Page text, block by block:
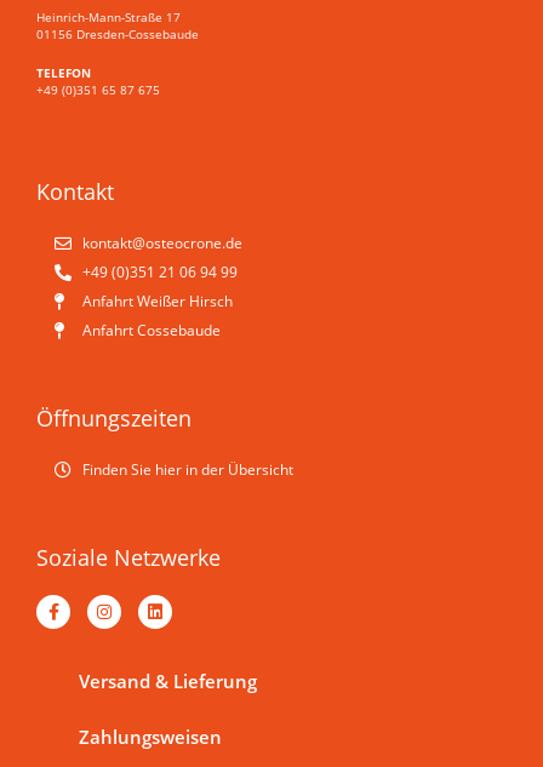
Heinrich-Mann-Straße 17
01156 Dresden-Cossebaude
TELEFON
+49 (0)351 65 87 675
Kontakt
kontakt@osteo­crone.de
+49 (0)351 21 06 94 99
Anfahrt Weißer Hirsch
Anfahrt Cossebaude
Öffnungszeiten
Finden Sie hier in der Übersicht
Soziale Netzwerke
F
a
c
I
n
s
g
m
L
i
n
d
Versand & Lieferung
Zahlungsweisen